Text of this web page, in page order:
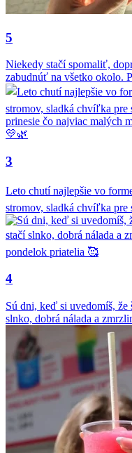
5
Niekedy stačí spomaliť,
zabudnúť na všetko okolo.
3
Leto chutí najlepšie vo
stromov, sladká chvíľka pre
4
Sú dni, keď si uvedomíš,
slnko, dobrá nálada a